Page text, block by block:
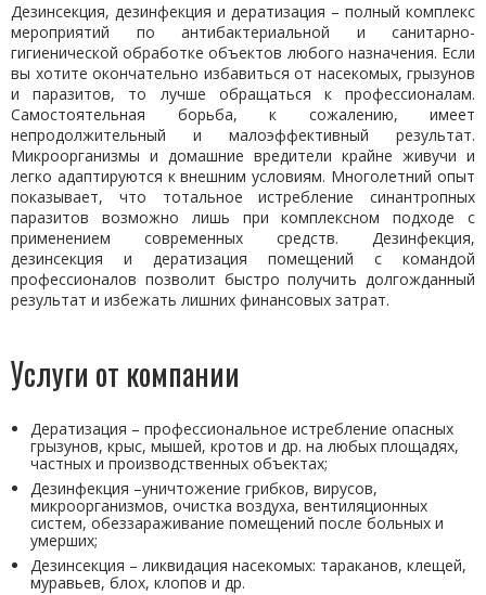
Дезинсекция, дезинфекция и дератизация – полный комплекс
мероприятий по антибактериальной и санитарно-
гигиенической обработке объектов любого назначения. Если
вы хотите окончательно избавиться от насекомых, грызунов
и паразитов, то лучше обращаться к профессионалам.
Самостоятельная борьба, к сожалению, имеет
непродолжительный и малоэффективный результат.
Микроорганизмы и домашние вредители крайне живучи и
легко адаптируются к внешним условиям. Многолетний опыт
показывает, что тотальное истребление синантропных
паразитов возможно лишь при комплексном подходе с
применением современных средств. Дезинфекция,
дезинсекция и дератизация помещений с командой
профессионалов позволит быстро получить долгожданный
результат и избежать лишних финансовых затрат.
Услуги от компании
Дератизация – профессиональное истребление опасных
грызунов, крыс, мышей, кротов и др. на любых площадях,
частных и производственных объектах;
Дезинфекция –уничтожение грибков, вирусов,
микроорганизмов, очистка воздуха, вентиляционных
систем, обеззараживание помещений после больных и
умерших;
Дезинсекция – ликвидация насекомых: тараканов, клещей,
муравьев, блох, клопов и др.